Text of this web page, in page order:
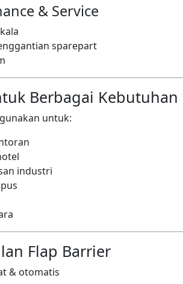
& Service
sparepart
Berbagai Kebutuhan
untuk:
industri
Flap Barrier
& otomatis